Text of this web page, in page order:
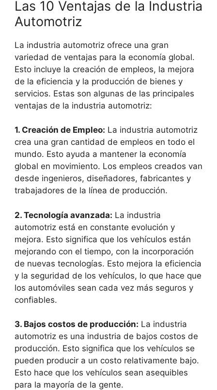
Las 10 Ventajas de la Industria
Automotriz
La industria automotriz ofrece una gran
variedad de ventajas para la economía global.
Esto incluye la creación de empleos, la mejora
de la eficiencia y la producción de bienes y
servicios. Estas son algunas de las principales
ventajas de la industria automotriz:
1. Creación de Empleo: La industria automotriz
crea una gran cantidad de empleos en todo el
mundo. Esto ayuda a mantener la economía
global en movimiento. Los empleos creados van
desde ingenieros, diseñadores, fabricantes y
trabajadores de la línea de producción.
2. Tecnología avanzada: La industria
automotriz está en constante evolución y
mejora. Esto significa que los vehículos están
mejorando con el tiempo, con la incorporación
de nuevas tecnologías. Esto mejora la eficiencia
y la seguridad de los vehículos, lo que hace que
los automóviles sean cada vez más seguros y
confiables.
3. Bajos costos de producción: La industria
automotriz es una industria de bajos costos de
producción. Esto significa que los vehículos se
pueden producir a un costo relativamente bajo.
Esto hace que los vehículos sean asequibles
para la mayoría de la gente.